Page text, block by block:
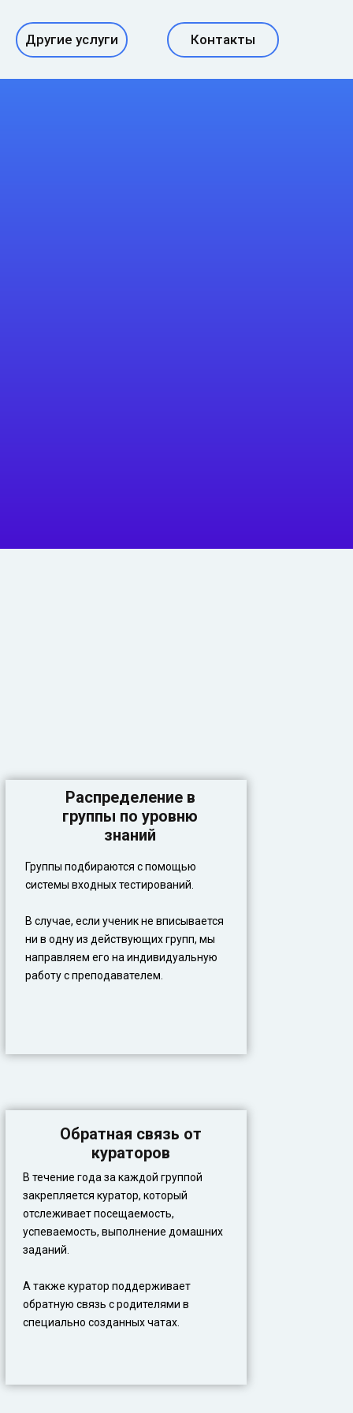
Другие услуги Контакты
Распределение в
группы по уровню
знаний
Группы подбираются с помощью
системы входных тестирований.
В случае, если ученик не вписывается
ни в одну из действующих групп, мы
направляем его на индивидуальную
работу с преподавателем.
Обратная связь от
кураторов
В течение года за каждой группой
закрепляется куратор, который
отслеживает посещаемость,
успеваемость, выполнение домашних
заданий.
А также куратор поддерживает
обратную связь с родителями в
специально созданных чатах.